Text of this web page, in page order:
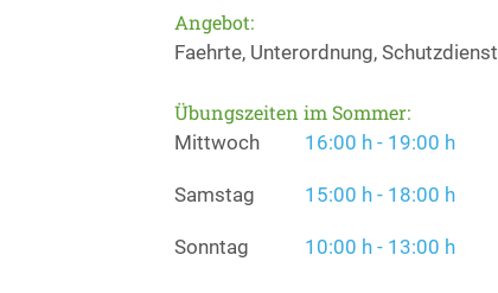
Angebot:
Faehrte, Unterordnung, Schutzdienst
Übungszeiten im Sommer:
Mittwoch 16:00 h - 19:00 h
Samstag 15:00 h - 18:00 h
Sonntag 10:00 h - 13:00 h